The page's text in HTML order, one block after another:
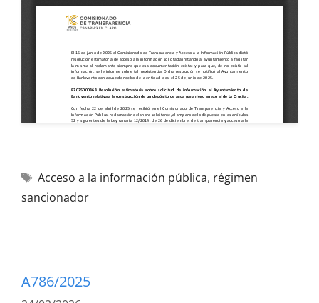
Acceso a la información pública, régimen
sancionador
A786/2025